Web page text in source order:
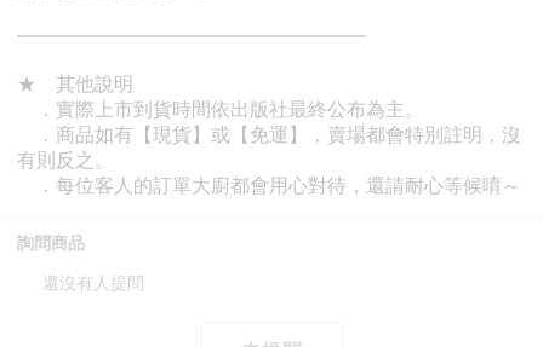
詢問商品
還沒有人提問